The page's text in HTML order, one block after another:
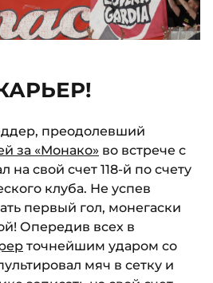
преодолевший
за «Монако» во встрече с
на свой счет 118-й по счету
клуба. Не успев
первый гол, монегаски
Опередив всех в
точнейшим ударом со
мяч в сетку и